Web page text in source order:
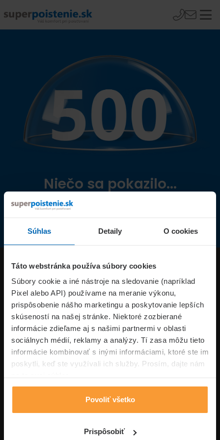
Súhlas Detaily O cookies
Táto webstránka používa súbory cookies
Súbory cookie a iné nástroje na sledovanie (napríklad
Pixel alebo API) používame na meranie výkonu,
prispôsobenie nášho marketingu a poskytovanie lepších
skúseností na našej stránke. Niektoré zozbierané
informácie zdieľame aj s našimi partnermi v oblasti
sociálnych médií, reklamy a analýzy. Tí zasa môžu tieto
informácie kombinovať s inými informáciami, ktoré ste im
poskytli, keď ste využívali ich služby. Prosím, dajte nám
Povoliť všetko
Prispôsobiť
Niečo sa pokazilo...
Přejít na úvodní stránku
Produkty
Superpoistenie.sk
Informácie
Typy poistení
Volajte pon-pia: 09:00–17:00 hod
0850 100 101
Napíšte nám